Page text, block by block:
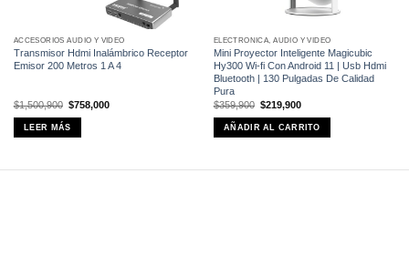
ACCESORIOS AUDIO Y VIDEO
Transmisor Hdmi Inalámbrico Receptor
Emisor 200 Metros 1 A 4
$1,500,900 El
precio
original
era:
$1,500,900.
$758,000El
LEER MÁS
ELECTRÓNICA, AUDIO Y VIDEO
Mini Proyector Inteligente Magicubic
Hy300 Wi-fi Con Android 11 | Usb Hdmi
Bluetooth | 130 Pulgadas De Calidad
Pura
$359,900 El
precio
original
era:
$359,900.
$219,900El
actual
es:
$219,900.
AÑADIR AL CARRITO